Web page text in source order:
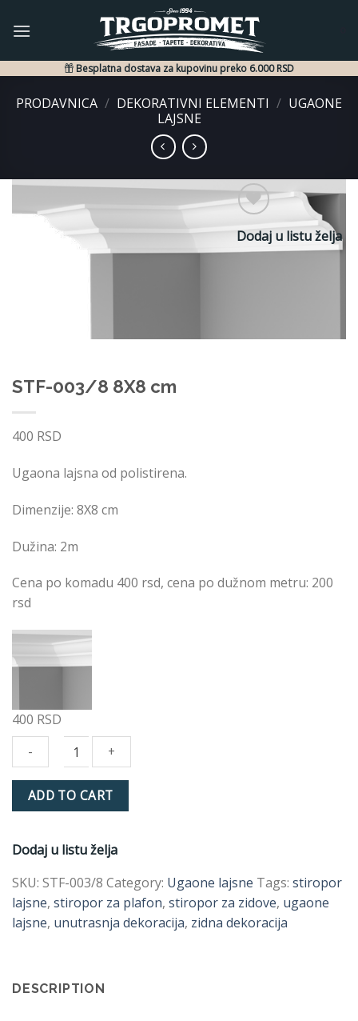
Besplatna dostava za kupovinu preko 6.000 RSD
PRODAVNICA / DEKORATIVNI ELEMENTI / UGAONE
LAJSNE
Dodaj u listu želja
STF-003/8 8X8 cm
400 RSD
Ugaona lajsna od polistirena.
Dimenzije: 8X8 cm
Dužina: 2m
Cena po komadu 400 rsd, cena po dužnom metru: 200
rsd
400 RSD
STF-
cm
quantity
ADD TO CART
Dodaj u listu želja
SKU: STF-003/8 Category: Ugaone lajsne Tags: stiropor
lajsne, stiropor za plafon, stiropor za zidove, ugaone
lajsne, unutrasnja dekoracija, zidna dekoracija
DESCRIPTION